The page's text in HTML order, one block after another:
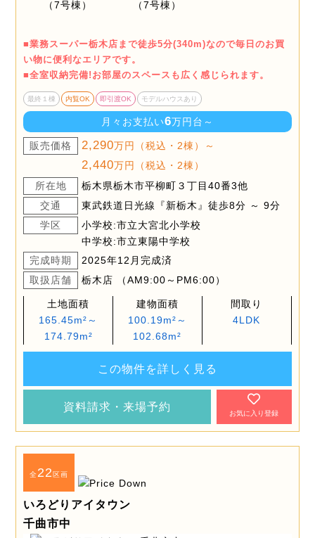
■業務スーパー栃木店まで徒歩5分(340m)なので毎日のお買
い物に便利なエリアです。
■全室収納完備!お部屋のスペースも広く感じられます。
最終１棟 内覧OK 即引渡OK モデルハウスあり
月々お支払い6万円台～
販売価格 2,290万円（税込・2棟）～
2,440万円（税込・2棟）
所在地
栃木県栃木市平柳町３丁目40番3他
交通
東武鉄道日光線『新栃木』徒歩8分 ～ 9分
学区
小学校:市立大宮北小学校
中学校:市立東陽中学校
完成時期
2025年12月完成済
取扱店舗
栃木店 （AM9:00～PM6:00）
土地面積
165.45m²～
174.79m²
建物面積
100.19m²～
102.68m²
間取り
4LDK
この物件を詳しく見る
資料請求・来場予約
お気に入り登録
全22区画
いろどりアイタウン
千曲市中